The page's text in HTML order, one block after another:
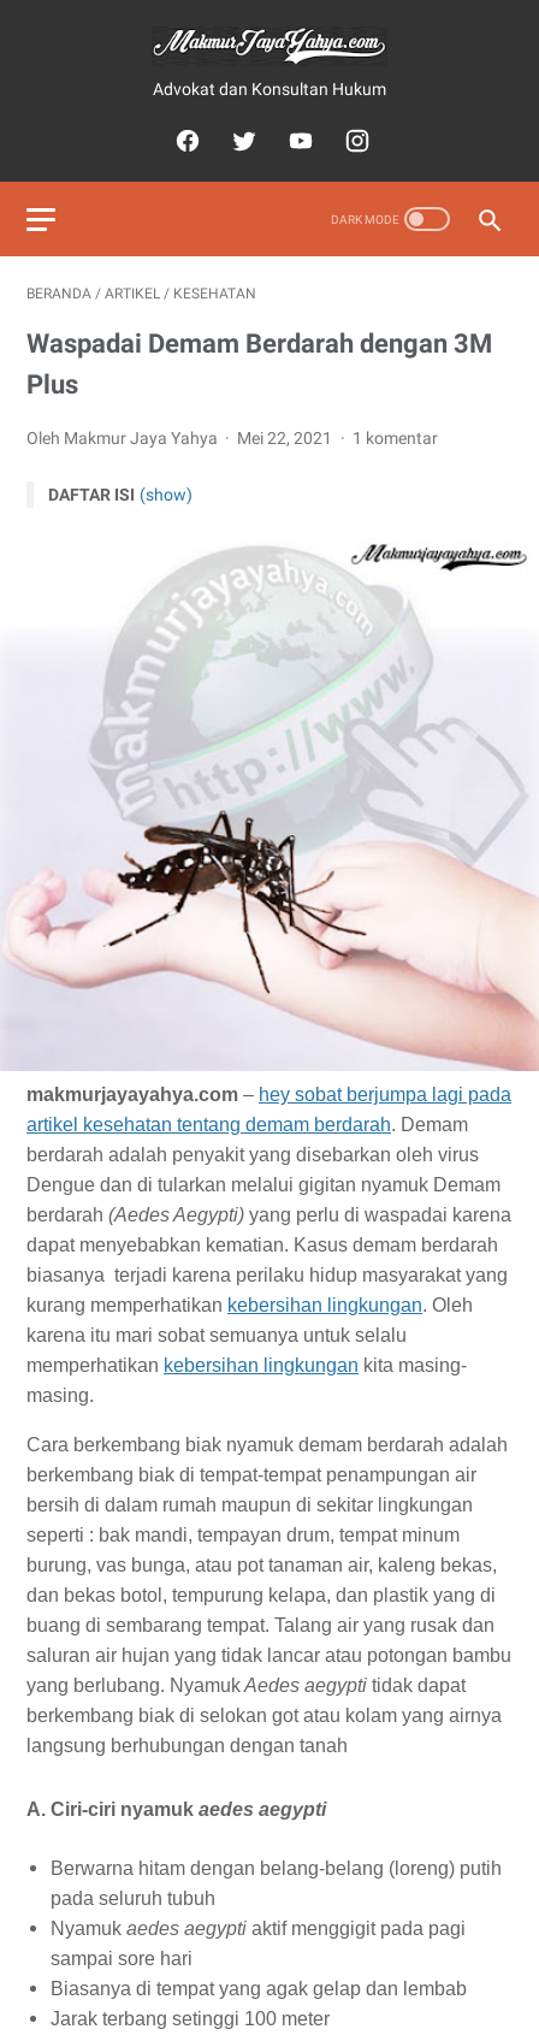
Advokat dan Konsultan Hukum
BERANDA / ARTIKEL / KESEHATAN
Waspadai Demam Berdarah dengan 3M
Plus
Oleh Makmur Jaya Yahya Mei 22, 2021 1 komentar
DAFTAR ISI (show)
makmurjayayahya.com – hey sobat berjumpa lagi pada
artikel kesehatan tentang demam berdarah. Demam
berdarah adalah penyakit yang disebarkan oleh virus
Dengue dan di tularkan melalui gigitan nyamuk Demam
berdarah (Aedes Aegypti) yang perlu di waspadai karena
dapat menyebabkan kematian. Kasus demam berdarah
biasanya terjadi karena perilaku hidup masyarakat yang
kurang memperhatikan kebersihan lingkungan. Oleh
karena itu mari sobat semuanya untuk selalu
memperhatikan kebersihan lingkungan kita masing-
masing.
Cara berkembang biak nyamuk demam berdarah adalah
berkembang biak di tempat-tempat penampungan air
bersih di dalam rumah maupun di sekitar lingkungan
seperti : bak mandi, tempayan drum, tempat minum
burung, vas bunga, atau pot tanaman air, kaleng bekas,
dan bekas botol, tempurung kelapa, dan plastik yang di
buang di sembarang tempat. Talang air yang rusak dan
saluran air hujan yang tidak lancar atau potongan bambu
yang berlubang. NyamukAedes aegypti tidak dapat
berkembang biak di selokan got atau kolam yang airnya
langsung berhubungan dengan tanah
A. Ciri-ciri nyamuk aedes aegypti
Berwarna hitam dengan belang-belang (loreng) putih
pada seluruh tubuh
Nyamuk aedes aegypti aktif menggigit pada pagi
sampai sore hari
Biasanya di tempat yang agak gelap dan lembab
Jarak terbang setinggi 100 meter